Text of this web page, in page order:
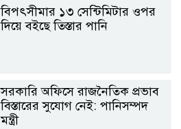
বিপৎসীমার ১৩ সেন্টিমিটার ওপর
দিয়ে বইছে তিস্তার পানি
সরকারি অফিসে রাজনৈতিক প্রভাব
বিস্তারের সুযোগ নেই: পানিসম্পদ
মন্ত্রী